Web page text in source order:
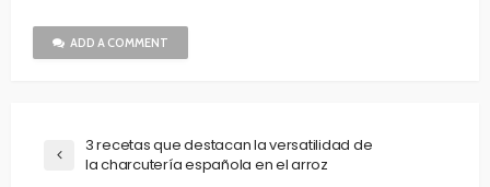
ADD A COMMENT
3 recetas que destacan la versatilidad de
la charcutería española en el arroz